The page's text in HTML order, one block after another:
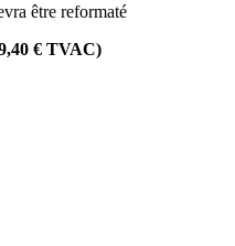
être reformaté
€ TVAC)